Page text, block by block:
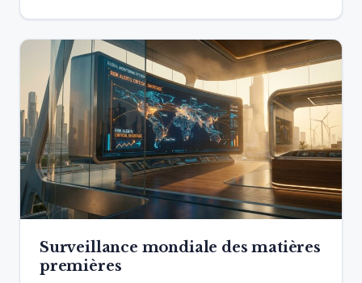
Surveillance mondiale des matières
premières